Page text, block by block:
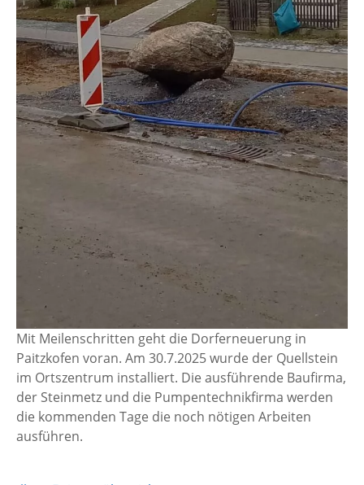
Mit Meilenschritten geht die Dorferneuerung in
Paitzkofen voran. Am 30.7.2025 wurde der Quellstein
im Ortszentrum installiert. Die ausführende Baufirma,
der Steinmetz und die Pumpentechnikfirma werden
die kommenden Tage die noch nötigen Arbeiten
ausführen.